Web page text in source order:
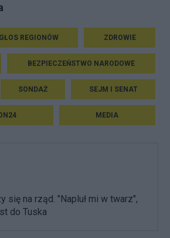
GŁOS REGIONÓW ZDROWIE
BEZPIECZEŃSTWO NARODOWE
SONDAŻ SEJM I SENAT
MEDIA
się na rząd. "Napluł mi w twarz",
do Tuska